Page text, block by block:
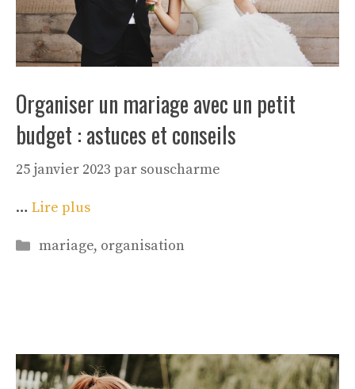
Organiser un mariage avec un petit
budget : astuces et conseils
25 janvier 2023 par souscharme
… Lire plus
Catégories
mariage, organisation